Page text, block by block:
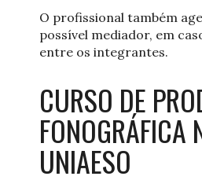
O profissional também
possível mediador, em
entre os integrantes.
CURSO DE
FONOGRÁFICA
UNIAESO